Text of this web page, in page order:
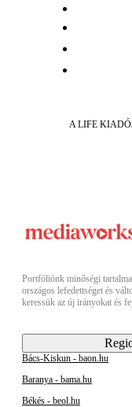
A LIFE
Portfóliónk minőségi
országos lefedettséget és
keressük az új irányokat és
Bács-Kiskun - baon.hu
Baranya - bama.hu
Békés - beol.hu